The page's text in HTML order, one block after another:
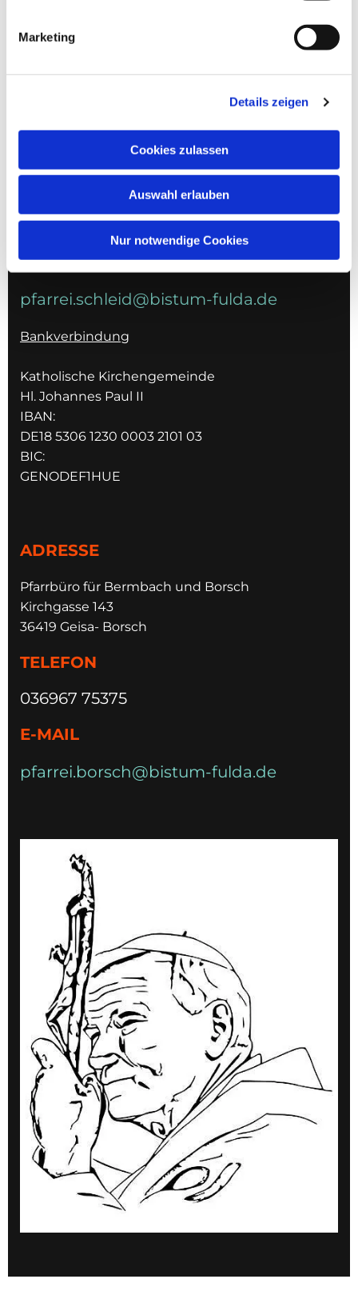
Marketing
Details zeigen
Cookies zulassen
Auswahl erlauben
Nur notwendige Cookies
Schleider Hauptstraße 16
036967 596795
E-MAIL
pfarrei.schleid@bistum-fulda.de
Bankverbindung
Katholische Kirchengemeinde
Hl. Johannes Paul II
IBAN:
DE18 5306 1230 0003 2101 03
BIC:
GENODEF1HUE
ADRESSE
Pfarrbüro für Bermbach und Borsch
Kirchgasse 143
36419 Geisa- Borsch
TELEFON
036967 75375
E-MAIL
pfarrei.borsch@bistum-fulda.de